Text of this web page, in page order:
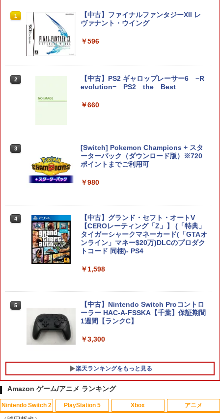
1
【特典】進撃の巨人3 Switch2版(【早
期購入封入特典】DLC)
￥8,518
2
ダービースタリオン2 【Switch2】 POT-
3
任天堂 マリオカート ワールド【Switch
2】 BEEPAAAAA [BEEPAAAAA]
￥8,960
4
任天堂 【Switch2】マリオカート ワール
ド [BEE-P-AAAAA NSW2 マリオカ-ト
ワ-ルド]
￥8,970
5 Nintendo Switch 2 オールインボックス
￥9,073
1
【特典】BLUE REFLECTION Quartet:
少女たちのキセキ PS5版(【早期購入特
2
【特典】真・三國無双2 with 猛将伝 Re
典】「赤兎鐙『真・三國無双2』レトロ
スタイル」DLC)
【特典】ファイナルファンタジー レゾナ
かけだし騎士の応援パック・かけだし騎
￥6,526
サドン ストライク 5 デラックスエディシ
ョン
￥6,628
5
【特典】ドラゴンクエストモンスターズ
4 枯れ木の国のビアンカ・フローラ P
トダッシュセット)
1
【中古】ファイナルファンタジーXII レ
ヴァナント・ウイング
￥596
2
【中古】PS2 ギャロップレーサー6 −R
evolution− PS2 the Best
￥660
3
[Switch] Pokemon Champions + スタ
ーターパック（ダウンロード版）※720
ポイントまでご利用可
￥980
4
【中古】グランド・セフト・オートV
【CEROレーティング「Z」】 (「特典」
タイガーシャークマネーカード(「GTAオ
ンライン」マネー$20万)DLCのプロダク
トコード 同梱)- PS4
￥1,598
5
【中古】Nintendo Switch Proコントロ
ーラー HAC-A-FSSKA【千葉】保証期間
1週間【ランクC】
￥3,300
楽天ランキングをもっと見る
1
マクロスプラス MOVIE EDITION【Blu-r
Amazon ゲーム/アニメ ランキング
Nintendo Switch 2 PlayStation 5 Xbox アニメ